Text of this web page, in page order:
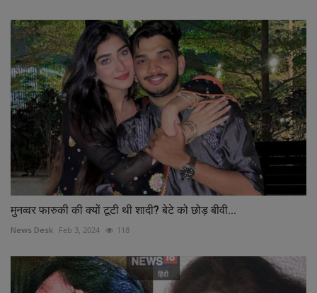
मुनव्वर फारुकी की क्यों टूटी थी शादी? बेटे को छोड़ बीवी...
News Desk Feb 3, 2024 118